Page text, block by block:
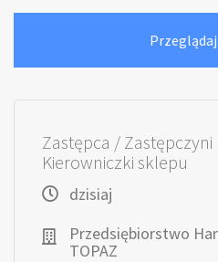
Zastępca /
Kierowniczki sklepu
dzisiaj
Przedsiębiorstwo
TOPAZ